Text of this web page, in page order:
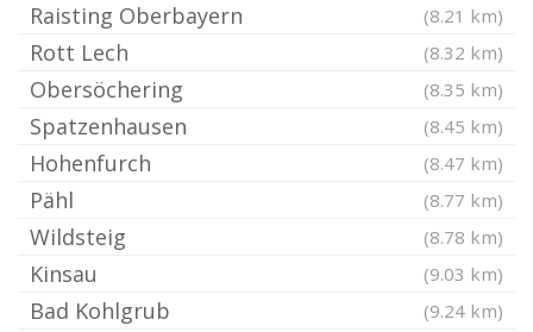
Raisting Oberbayern (8.21 km)
Rott Lech (8.32 km)
Obersöchering (8.35 km)
Spatzenhausen (8.45 km)
Hohenfurch (8.47 km)
Pähl (8.77 km)
Wildsteig (8.78 km)
Kinsau (9.03 km)
Bad Kohlgrub (9.24 km)